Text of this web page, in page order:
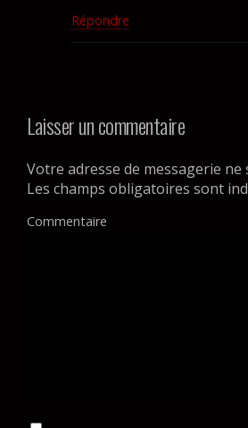
Répondre
Laisser un commentaire
Votre adresse de messagerie ne
Les champs obligatoires sont
Commentaire